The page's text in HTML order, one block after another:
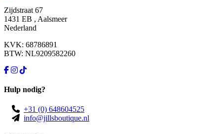
Zijdstraat 67
1431 EB , Aalsmeer
Nederland
KVK: 68786891
BTW: NL9209582260
Hulp nodig?
+31 (0) 648604525
info@jillsboutique.nl